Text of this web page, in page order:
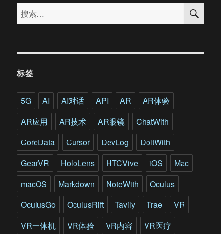
月
日
搜
索：
搜
标签
5G AI AI对话 API AR
AR体验
AR应用
AR技术 AR眼镜
ChatWith
CoreData
Cursor DevLog
DoitWith
GearVR
HoloLens HTCVive iOS
Mac
macOS
Markdown NoteWith
Oculus
OculusGo
OculusRift Tavily Trae
VR
VR一体机
VR体验 VR内容
VR医疗